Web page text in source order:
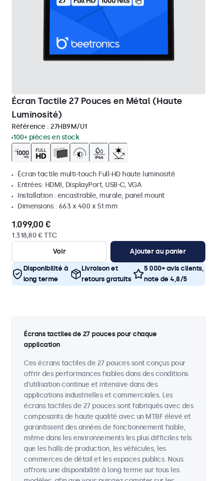
Écran Tactile 27 Pouces en Métal (Haute
Luminosité)
Référence : 27HB9M/U1
100+ pièces en stock
Écran tactile multi-touch Full-HD haute luminosité
Entrées: HDMI, DisplayPort, USB-C, VGA
Installation : encastrable, murale, panel mount
Dimensions : 663 x 400 x 51 mm
1.099,00 €
1.318,80 € TTC
Voir
Ajouter au panier
Disponibilité à
long terme
Livraison et
retours gratuits
5 000+ avis clients,
note de 4,8/5
Écrans tactiles de 27 pouces pour chaque
application
Ces écrans tactiles de 27 pouces sont conçus pour
offrir des performances fiables dans des conditions
d'utilisation continue et intensive dans des
applications industrielles et commerciales. Les
écrans tactiles de 27 pouces sont fabriqués avec des
composants de haute qualité avec un MTBF élevé et
garantissent des années de fonctionnement fiable,
même dans les environnements les plus difficiles tels
que les halls de production, les véhicules, les
commerces de détail et les espaces publics. Nous
offrons une disponibilité à long terme sur tous les